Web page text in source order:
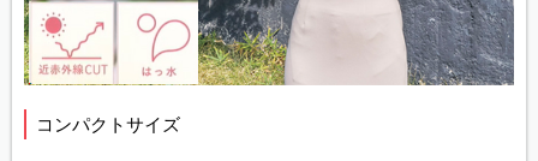
コンパクトサイズ